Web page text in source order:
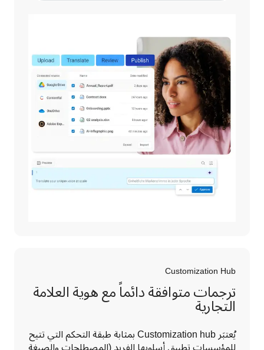
Customization Hub
ترجمات متوافقة دائماً مع هوية العلامة
التجارية